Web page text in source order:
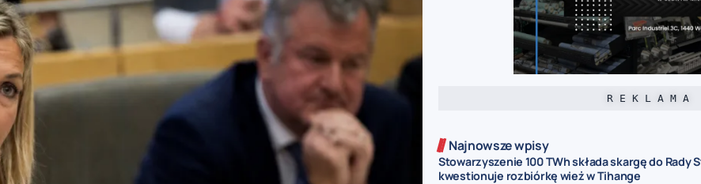
R E K L A M A
Najnowsze wpisy
Stowarzyszenie 100 TWh składa skargę do Rady
kwestionuje rozbiórkę wież w Tihange